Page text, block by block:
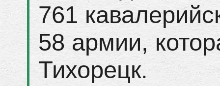
761
58 армии,
Тихорецк.